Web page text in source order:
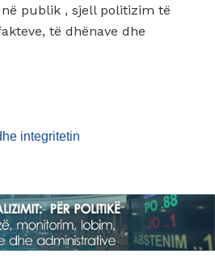
publik , sjell politizim të
të dhënave dhe
integritetin